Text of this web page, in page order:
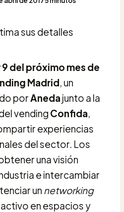
9 del próximo mes de
Madrid, un
porAneda junto a la
vending Confida,
experiencias
del sector. Los
una visión
e intercambiar
un networking
en espacios y